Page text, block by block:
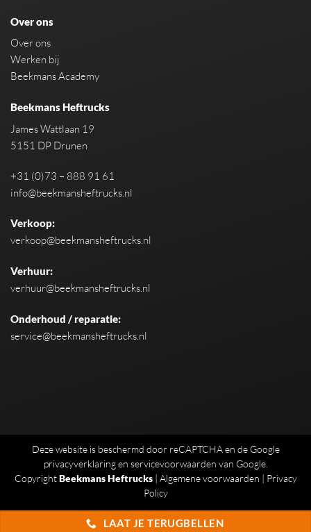
Over ons
Over ons
Werken bij
Beekmans Academy
Beekmans Heftrucks
James Wattlaan 19
5151 DP Drunen
+31 (0)73 – 888 91 61
info@beekmansheftrucks.nl
Verkoop:
verkoop@beekmansheftrucks.nl
Verhuur:
verhuur@beekmansheftrucks.nl
Onderhoud / reparatie:
service@beekmansheftrucks.nl
Deze website is beschermd door reCAPTCHA en de Google
privacyverklaringen servicevoorwaarden van Google.
CopyrightBeekmans Heftrucks| Algemene voorwaarden | Privacy
Policy
LAAT JE TERUGBELLEN